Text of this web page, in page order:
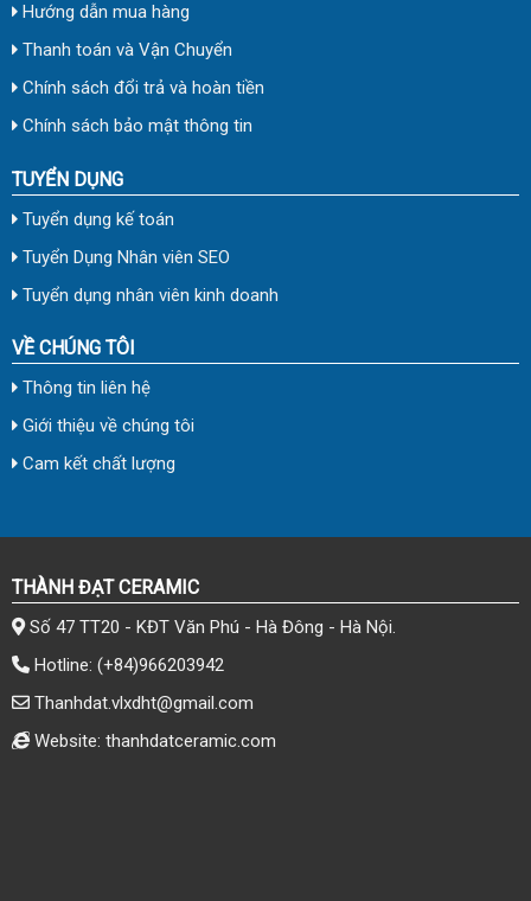
Hướng dẫn mua hàng
Thanh toán và Vận Chuyển
Chính sách đổi trả và hoàn tiền
Chính sách bảo mật thông tin
TUYỂN DỤNG
Tuyển dụng kế toán
Tuyển Dụng Nhân viên SEO
Tuyển dụng nhân viên kinh doanh
VỀ CHÚNG TÔI
Thông tin liên hệ
Giới thiệu về chúng tôi
Cam kết chất lượng
THÀNH ĐẠT CERAMIC
Số 47 TT20 - KĐT Văn Phú - Hà Đông - Hà Nội.
Hotline: (+84)966203942
Thanhdat.vlxdht@gmail.com
Website: thanhdatceramic.com